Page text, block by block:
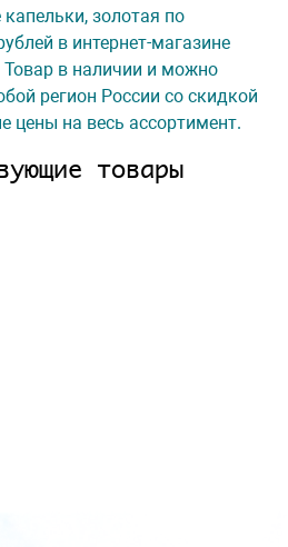
золотая по
в интернет-магазине
в наличии и можно
регион России со скидкой
цены на весь ассортимент.
товары